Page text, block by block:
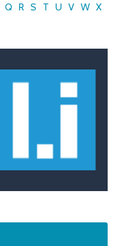
Q R S T U V W X